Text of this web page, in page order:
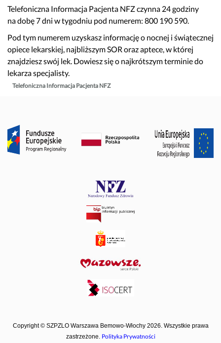
Telefoniczna Informacja Pacjenta NFZ czynna 24 godziny
na dobę 7 dni w tygodniu pod numerem: 800 190 590.
Pod tym numerem uzyskasz informację o nocnej i świątecznej
opiece lekarskiej, najbliższym SOR oraz aptece, w której
znajdziesz swój lek. Dowiesz się o najkrótszym terminie do
lekarza specjalisty.
Telefoniczna Informacja Pacjenta NFZ
Copyright © SZPZLO Warszawa Bemowo-Włochy 2026. Wszystkie prawa
zastrzeżone. Polityka Prywatności